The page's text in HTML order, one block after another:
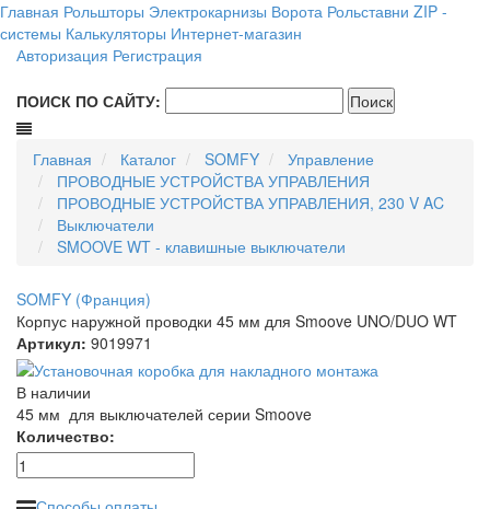
Главная Рольшторы Электрокарнизы Ворота Рольставни ZIP -
системы Калькуляторы Интернет-магазин
Авторизация Регистрация
ПОИСК ПО САЙТУ:
Главная Каталог SOMFY
Управление
ПРОВОДНЫЕ УСТРОЙСТВА УПРАВЛЕНИЯ
ПРОВОДНЫЕ УСТРОЙСТВА УПРАВЛЕНИЯ, 230 V AC
Выключатели
SMOOVE WT - клавишные выключатели
SOMFY (Франция)
Корпус наружной проводки 45 мм для Smoove UNO/DUO WT
Артикул: 9019971
В наличии
45 мм для выключателей серии Smoove
Количество: